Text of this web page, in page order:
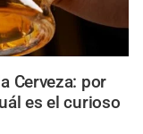
Cerveza: por
es el curioso